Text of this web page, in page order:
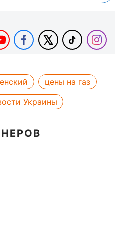
цены на газ
Украины